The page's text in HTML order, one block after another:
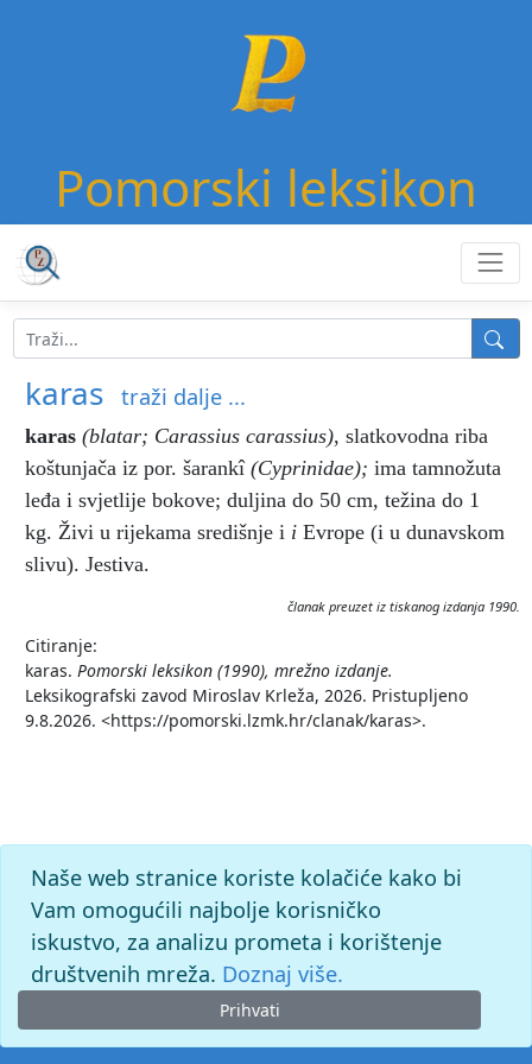
Pomorski leksikon
karas traži dalje ...
karas (blatar; Carassius carassius), slatkovodna riba
koštunjača iz por. šarankî (Cyprinidae); ima tamnožuta
leđa i svjetlije bokove; duljina do 50 cm, težina do 1
kg. Živi u rijekama središnje i i Evrope (i u dunavskom
slivu). Jestiva.
članak preuzet iz tiskanog izdanja 1990.
Citiranje:
karas. Pomorski leksikon (1990), mrežno izdanje.
Leksikografski zavod Miroslav Krleža, 2026. Pristupljeno
9.8.2026. <https://pomorski.lzmk.hr/clanak/karas>.
Naše web stranice koriste kolačiće kako bi
Vam omogućili najbolje korisničko
iskustvo, za analizu prometa i korištenje
društvenih mreža. Doznaj više.
Prihvati
© 2026. -Leksikografski zavodMiroslav Krleža